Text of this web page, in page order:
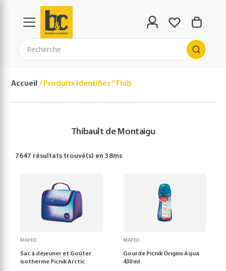
Recherche
Accueil Produits identifiés “Thibault de Montaigu”
Thibault de Montaigu
7647 résultats trouvé(s) en38ms
MAPED
Sac à déjeuner et Goûter
isotherme Picnik Arctic
MAPED
Gourde Picnik Origins Aqua
430 ml